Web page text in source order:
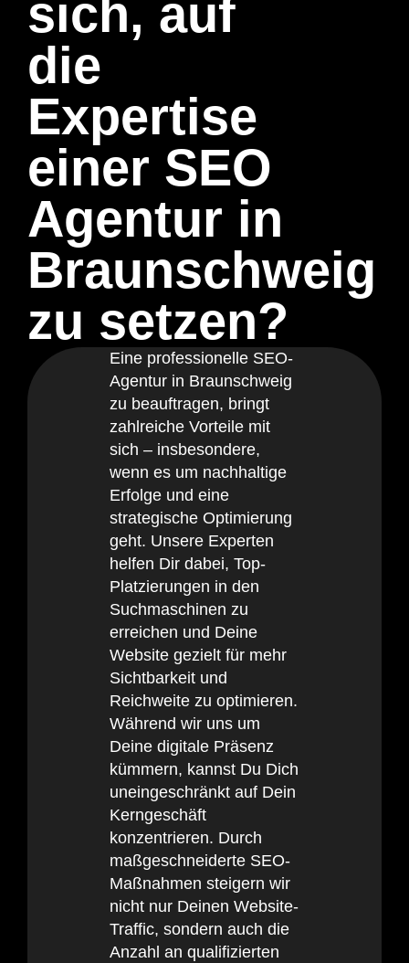
sich, auf
die
Expertise
einer SEO
Agentur in
Braunschweig
zu setzen?
Eine professionelle SEO-
Agentur in Braunschweig
zu beauftragen, bringt
zahlreiche Vorteile mit
sich – insbesondere,
wenn es um nachhaltige
Erfolge und eine
strategische Optimierung
geht. Unsere Experten
helfen Dir dabei, Top-
Platzierungen in den
Suchmaschinen zu
erreichen und Deine
Website gezielt für mehr
Sichtbarkeit und
Reichweite zu optimieren.
Während wir uns um
Deine digitale Präsenz
kümmern, kannst Du Dich
uneingeschränkt auf Dein
Kerngeschäft
konzentrieren. Durch
maßgeschneiderte SEO-
Maßnahmen steigern wir
nicht nur Deinen Website-
Traffic, sondern auch die
Anzahl an qualifizierten